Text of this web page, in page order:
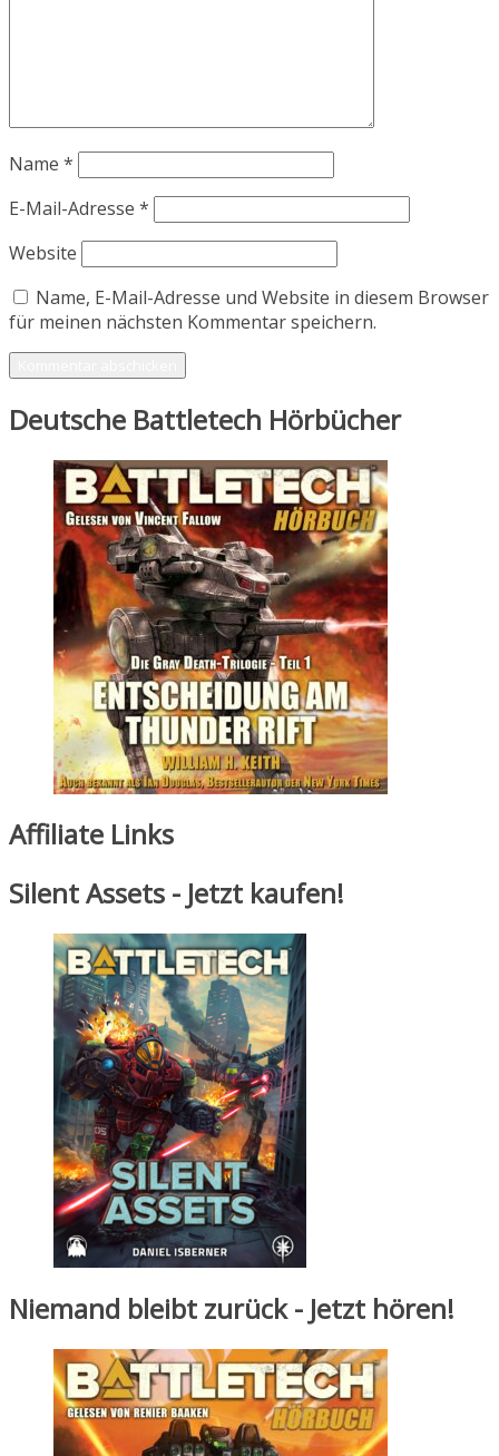
Name *
E-Mail-Adresse *
Website
Name, E-Mail-Adresse und Website in diesem Browser
für meinen nächsten Kommentar speichern.
Deutsche Battletech Hörbücher
Affiliate Links
Silent Assets - Jetzt kaufen!
Niemand bleibt zurück - Jetzt hören!